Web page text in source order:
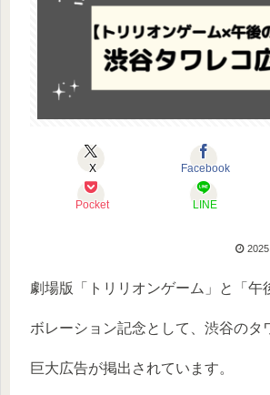
X Facebook
Pocket LINE
劇場版「トリリオンゲーム」と「午
ボレーション記念として、渋谷のタ
巨大広告が掲出されています。